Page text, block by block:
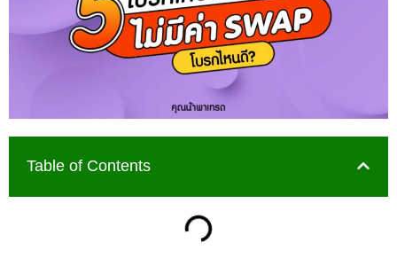
Table of Contents